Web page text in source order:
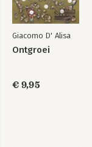
Giacomo D' Alisa
Ontgroei
€ 9,95